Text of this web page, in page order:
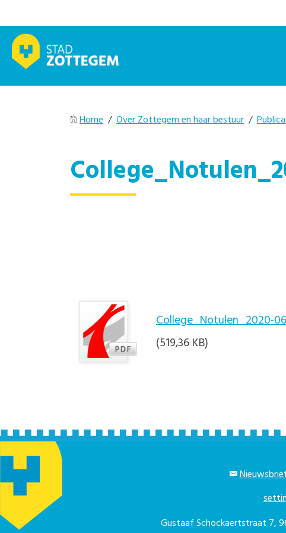
Home / Over Zottegem en haar bestuur /
College_Notulen_2020-
(519,36 KB)
Gustaaf Schockaertstraat 7,